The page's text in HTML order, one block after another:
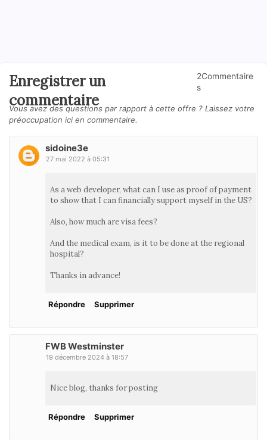
Enregistrer un
commentaire
2Commentaire
s
Vous avez des questions par rapport à cette offre ? Laissez votre
préoccupation ici en commentaire.
sidoine3e
27 mai 2022 à 05:31
As a web developer, what can I use as proof of payment
to show that I can financially support myself in the US?
Also, how much are visa fees?
And the medical exam, is it to be done at the regional
hospital?
Thanks in advance!
Répondre Supprimer
FWB Westminster
19 décembre 2024 à 18:57
Nice blog, thanks for posting
Répondre Supprimer